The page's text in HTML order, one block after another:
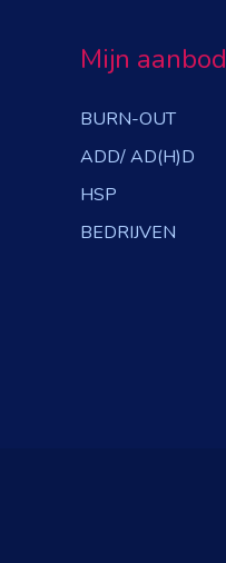
Mijn aanbod
BURN-OUT
ADD/ AD(H)D
HSP
BEDRIJVEN